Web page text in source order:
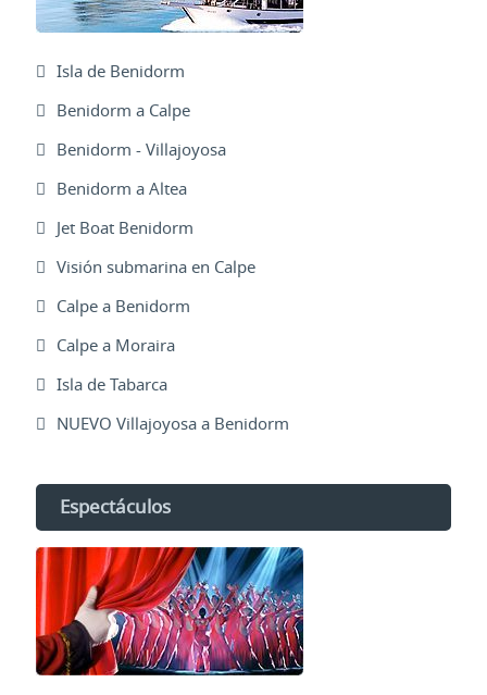
Isla de Benidorm
Benidorm a Calpe
Benidorm - Villajoyosa
Benidorm a Altea
Jet Boat Benidorm
Visión submarina en Calpe
Calpe a Benidorm
Calpe a Moraira
Isla de Tabarca
NUEVO Villajoyosa a Benidorm
Espectáculos